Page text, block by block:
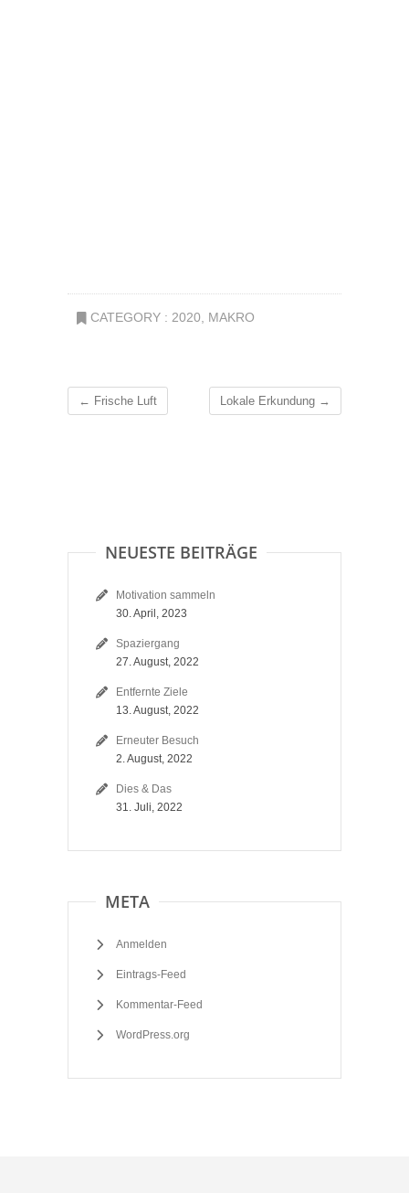
CATEGORY : 2020 MAKRO
← Frische Luft Lokale Erkundung →
NEUESTE BEITRÄGE
Motivation sammeln
30. April, 2023
Spaziergang
27. August, 2022
Entfernte Ziele
13. August, 2022
Erneuter Besuch
2. August, 2022
Dies & Das
31. Juli, 2022
META
Anmelden
Eintrags-Feed
Kommentar-Feed
WordPress.org